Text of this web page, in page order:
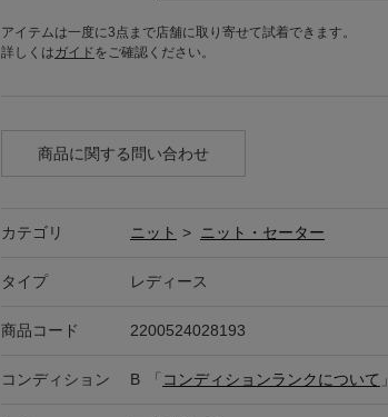
アイテムは一度に3点まで店舗に取り寄せて試着できます。
詳しくはガイド をご確認ください。
商品に関する問い合わせ
カテゴリ ニット > ニット・セーター
タイプ レディース
商品コード 2200524028193
コンディション B 「 コンディションランクについて 」